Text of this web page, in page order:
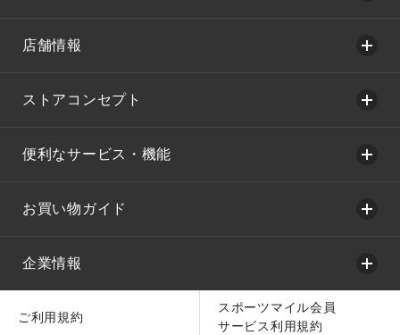
店舗情報
ストアコンセプト
便利なサービス・機能
お買い物ガイド
企業情報
ご利用規約
スポーツマイル会員
サービス利用規約